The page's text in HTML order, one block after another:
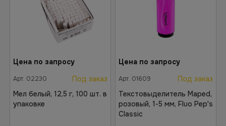
Цена по запросу
Арт. 02230
Под заказ
Мел белый, 12,5 г, 100 шт. в
упаковке
Цена по запросу
Арт. 01609
Под заказ
Текстовыделитель Maped,
розовый, 1-5 мм, Fluo Pep's
Classic